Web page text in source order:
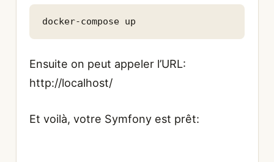
docker-compose up
Ensuite on peut appeler l’URL:
http://localhost/
Et voilà, votre Symfony est prêt: